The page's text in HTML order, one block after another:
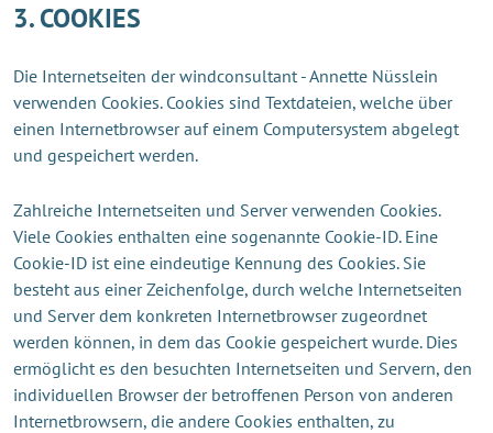
3. COOKIES
Die Internetseiten der windconsultant - Annette Nüsslein
verwenden Cookies. Cookies sind Textdateien, welche über
einen Internetbrowser auf einem Computersystem abgelegt
und gespeichert werden.
Zahlreiche Internetseiten und Server verwenden Cookies.
Viele Cookies enthalten eine sogenannte Cookie-ID. Eine
Cookie-ID ist eine eindeutige Kennung des Cookies. Sie
besteht aus einer Zeichenfolge, durch welche Internetseiten
und Server dem konkreten Internetbrowser zugeordnet
werden können, in dem das Cookie gespeichert wurde. Dies
ermöglicht es den besuchten Internetseiten und Servern, den
individuellen Browser der betroffenen Person von anderen
Internetbrowsern, die andere Cookies enthalten, zu